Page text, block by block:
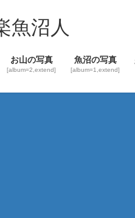
魚沼人
お山の写真
[album=2,extend]
魚沼の写真
[album=1,extend]